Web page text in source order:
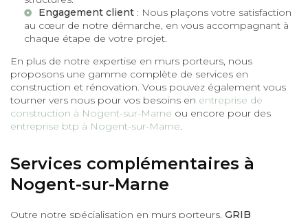
Engagement client : Nous plaçons votre satisfaction
au cœur de notre démarche, en vous accompagnant à
chaque étape de votre projet.
En plus de notre expertise en murs porteurs, nous
proposons une gamme complète de services en
construction et rénovation. Vous pouvez également vous
tourner vers nous pour vos besoins en entreprise de
construction à Nogent-sur-Marne ou encore pour des
entreprise btp à Nogent-sur-Marne.
Services complémentaires à
Nogent-sur-Marne
Outre notre spécialisation en murs porteurs, GRIB